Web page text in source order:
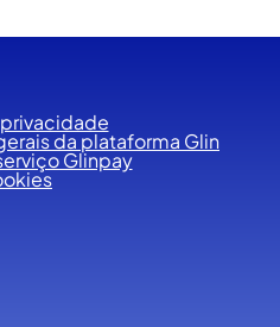
da plataforma Glin
Glinpay